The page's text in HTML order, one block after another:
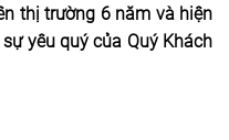
thị trường 6 năm và hiện
yêu quý của Quý Khách